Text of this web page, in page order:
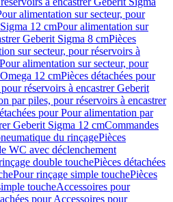
alimentation sur secteur, pour
12 cmPour alimentation sur
Geberit Sigma 8 cmPièces
sur secteur, pour réservoirs à
Pour alimentation sur secteur, pour
12 cmPièces détachées pour
réservoirs à encastrer Geberit
par piles, pour réservoirs à encastrer
pour Pour alimentation par
Geberit Sigma 12 cmCommandes
du rinçagePièces
WC avec déclenchement
double touchePièces détachées
Pour rinçage simple touchePièces
toucheAccessoires pour
pour Accessoires pour